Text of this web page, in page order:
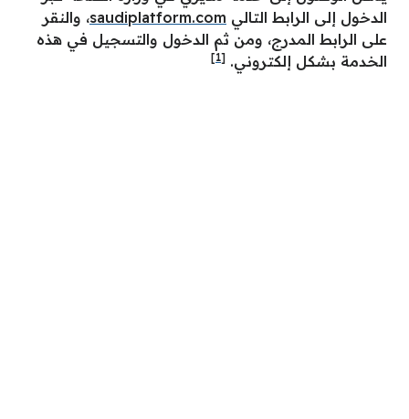
الدخول إلى الرابط التالي saudiplatform.com، والنقر
على الرابط المدرج، ومن ثم الدخول والتسجيل في هذه
الخدمة بشكل إلكتروني. [1]